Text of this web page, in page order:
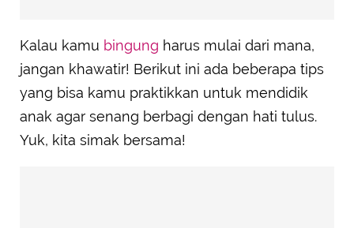
Kalau kamu bingung harus mulai dari mana,
jangan khawatir! Berikut ini ada beberapa tips
yang bisa kamu praktikkan untuk mendidik
anak agar senang berbagi dengan hati tulus.
Yuk, kita simak bersama!